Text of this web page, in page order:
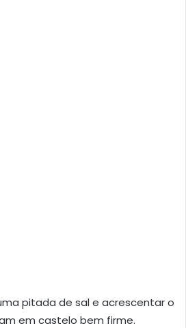
pitada de sal e acrescentar o
em castelo bem firme.